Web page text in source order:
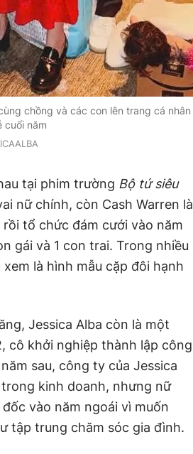
chồng và các con lên trang cá nhân
cuối năm
tại phim trường Bộ tứ siêu
nữ chính, còn Cash Warren là
tổ chức đám cưới vào năm
gái và 1 con trai. Trong nhiều
là hình mẫu cặp đôi hạnh
Jessica Alba còn là một
cô khởi nghiệp thành lập công
sau, công ty của Jessica
kinh doanh, nhưng nữ
vào năm ngoái vì muốn
tập trung chăm sóc gia đình.